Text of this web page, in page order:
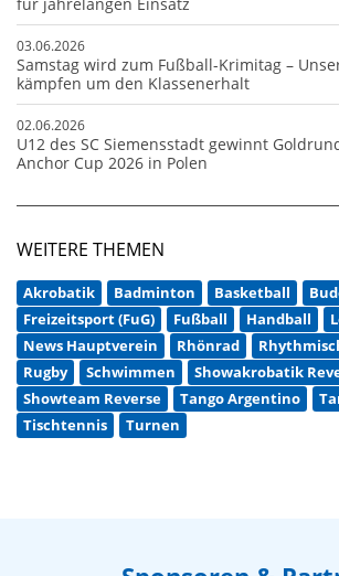
03.06.2026
Samstag wird zum Fußball-Krimitag –
kämpfen um den Klassenerhalt
02.06.2026
U12 des SC Siemensstadt gewinnt
Anchor Cup 2026 in Polen
WEITERE THEMEN
Akrobatik Badminton Basketball
Freizeitsport (FuG)
Fußball Handball
News Hauptverein
Rhönrad
Rugby
Schwimmen
Showakrobatik
Showteam Reverse
Tango Argentino
Tischtennis
Turnen